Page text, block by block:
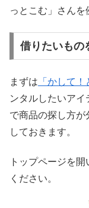
っとこむ」さんを
借りたいもの
まずは 「かして
ンタルしたいア
で商品の探し方が
しておきます。
トップページを
ください。